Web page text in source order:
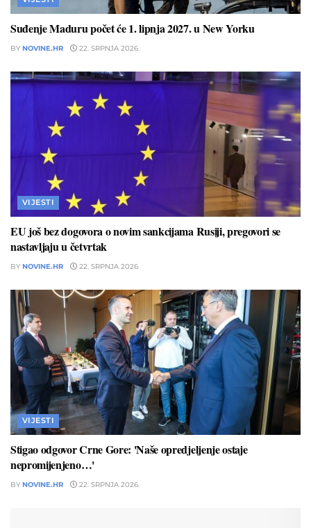
Suđenje Maduru počet će 1. lipnja 2027. u New Yorku
BY NOVINE.HR 22. SRPNJA 2026.
VIJESTI
EU još bez dogovora o novim sankcijama Rusiji, pregovori se
nastavljaju u četvrtak
BY NOVINE.HR 22. SRPNJA 2026.
VIJESTI
Stigao odgovor Crne Gore: 'Naše opredjeljenje ostaje
nepromijenjeno…'
BY NOVINE.HR 22. SRPNJA 2026.